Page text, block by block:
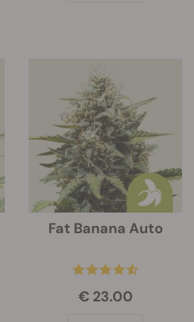
Fat Banana Auto
€ 23.00